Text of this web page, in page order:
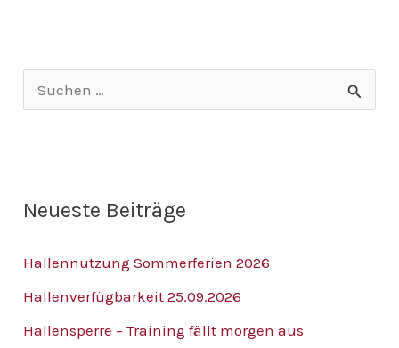
e
a
c
Neueste Beiträge
Hallennutzung Sommerferien 2026
Hallenverfügbarkeit 25.09.2026
Hallensperre – Training fällt morgen aus